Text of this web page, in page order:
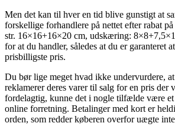
Men det kan til hver en tid blive gunstigt at
forskellige forhandlere på nettet efter rabat
str. 16×16+16×20 cm, udskæring:
for at du handler, således at du er garanteret
prisbilligste pris.
Du bør lige meget hvad ikke undervurdere,
reklamerer deres varer til salg for en pris der
fordelagtig, kunne det i nogle tilfælde være
online forretning. Betalinger med kort er
orden, som redder køberen overfor uægte